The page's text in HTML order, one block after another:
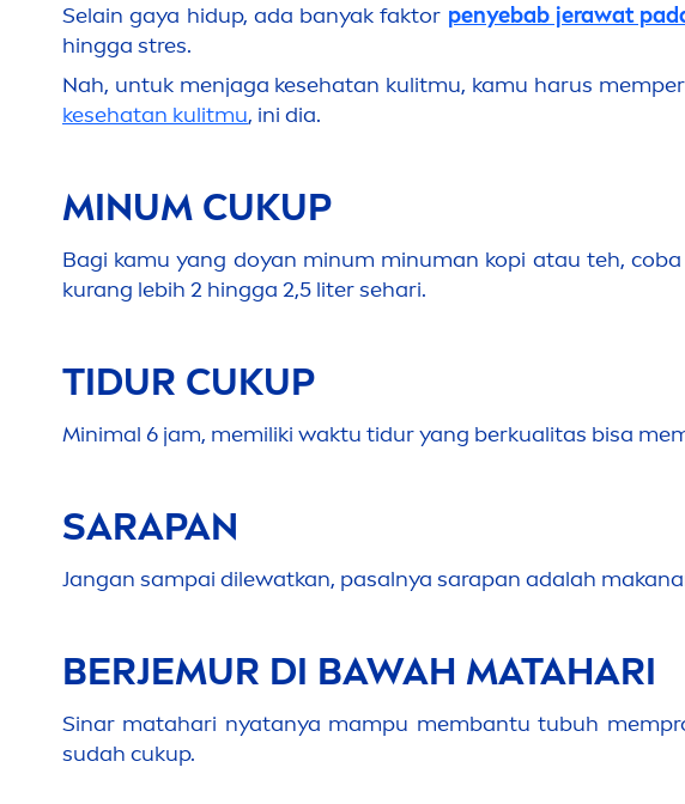
Selain gaya hidup, ada banyak faktor penyebab jerawat
hingga stres.
Nah, untuk menjaga kesehatan kulitmu, kamu harus
kesehatan kulitmu, ini dia.
MINUM CUKUP
Bagi kamu yang doyan minum minuman kopi atau teh,
kurang lebih 2 hingga 2,5 liter sehari.
TIDUR CUKUP
Minimal 6 jam, memiliki waktu tidur yang berkualitas bisa
SARAPAN
Jangan sampai dilewatkan, pasalnya sarapan adalah
BERJEMUR DI BAWAH MATAHARI
Sinar matahari nyatanya mampu membantu tubuh
sudah cukup.